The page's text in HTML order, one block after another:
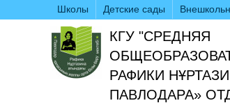
Школы Детские сады
КГУ "СРЕДНЯЯ
РАФИКИ
ПАВЛОДАРА»